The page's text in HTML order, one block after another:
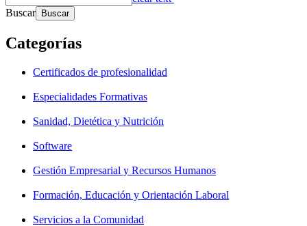
Buscar
Categorías
Certificados de profesionalidad
Especialidades Formativas
Sanidad, Dietética y Nutrición
Software
Gestión Empresarial y Recursos Humanos
Formación, Educación y Orientación Laboral
Servicios a la Comunidad